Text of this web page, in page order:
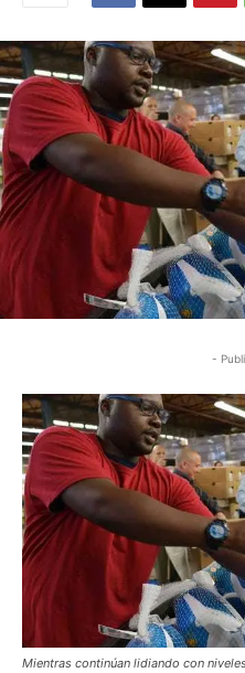
-
Mientras continúan lidiando con